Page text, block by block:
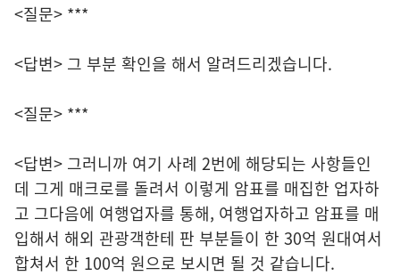
<질문> ***
<답변> 그 부분 확인을 해서 알려드리겠습니다.
<질문> ***
<답변> 그러니까 여기 사례 2번에 해당되는 사항들인
데 그게 매크로를 돌려서 이렇게 암표를 매집한 업자하
고 그다음에 여행업자를 통해, 여행업자하고 암표를 매
입해서 해외 관광객한테 판 부분들이 한 30억 원대여서
합쳐서 한 100억 원으로 보시면 될 것 같습니다.